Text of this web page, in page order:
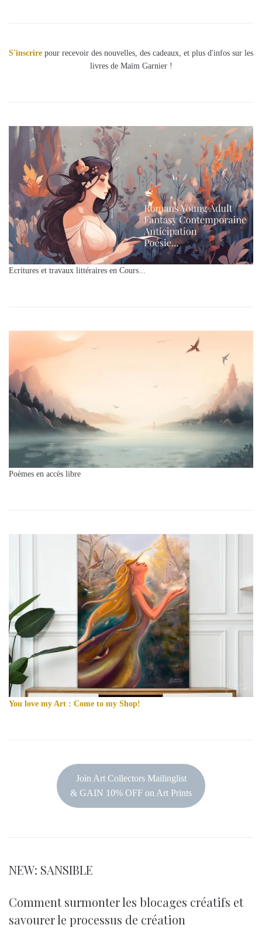
S'inscrire pour recevoir des nouvelles, des cadeaux, et plus d'infos sur les
livres de Maïm Garnier !
Ecritures et travaux littéraires en Cours...
Poèmes en accès libre
You love my Art : Come to my Shop!
Join Art Collectors Mailinglist
& GAIN 10% OFF on Art Prints
NEW: SANSIBLE
Comment surmonter les blocages créatifs et
savourer le processus de création